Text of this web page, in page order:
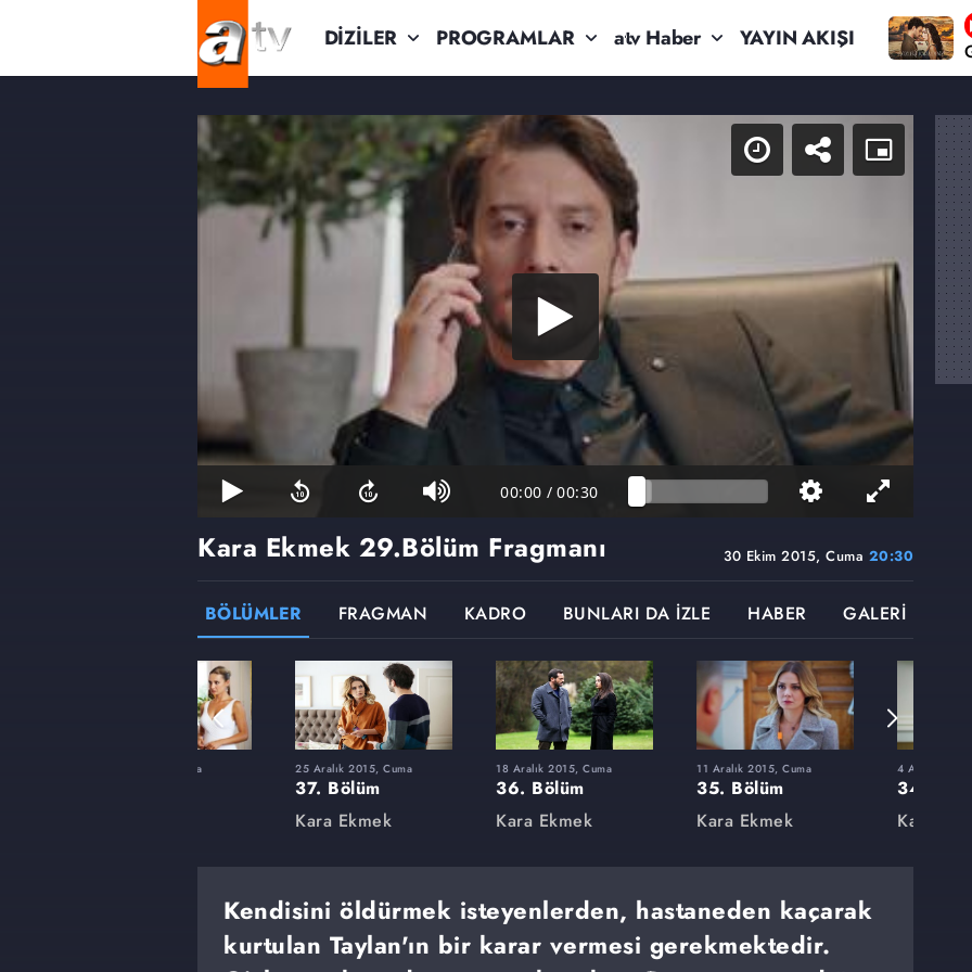
DİZİLER PROGRAMLAR atv Haber YAYIN AKIŞI
00:00 / 00:30
30 Ekim 2015, Cuma 20:30
Kara Ekmek 29.Bölüm Fragmanı
BÖLÜMLER FRAGMAN KADRO BUNLARI DA İZLE HABER GALERİ
11 Eylül 2015, Cuma 25 Aralık 2015, Cuma
37. Bölüm
Kara Ekmek
18 Aralık 2015, Cuma
36. Bölüm
Kara Ekmek
11 Aralık 2015, Cuma
35. Bölüm
Kara Ekmek
4 Aralık 2015,
34. Bölüm
Kara
Kendisini öldürmek isteyenlerden, hastaneden kaçarak
kurtulan Taylan'ın bir karar vermesi gerekmektedir.